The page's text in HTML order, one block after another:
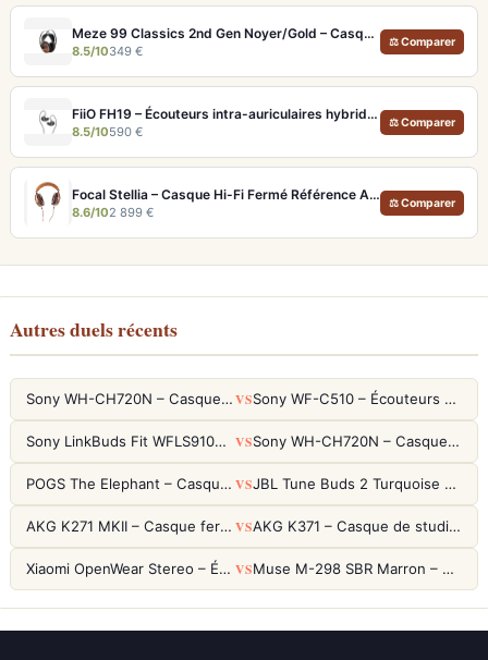
Meze 99 Classics 2nd Gen Noyer/Gold – Casque Hi-Fi bois artisanal et son balancé
8.5/10349 €
⚖ Comparer
FiiO FH19 – Écouteurs intra-auriculaires hybrides 8 drivers avec filtres interchangeables
8.5/10590 €
⚖ Comparer
Focal Stellia – Casque Hi-Fi Fermé Référence Audiophile Portable
8.6/102 899 €
⚖ Comparer
Autres duels récents
Sony WH-CH720N – Casque ANC 35h, Ultra-léger (192g) avec Processeur V1 VS Sony WF-C510 – Écouteurs True Wireless compacts, autonomie 22h et multipoint
Sony LinkBuds Fit WFLS910NW Blanc – Écouteurs Sport Ailes ANC VS Sony WH-CH720N – Casque ANC 35h, Ultra-léger (192g) avec Processeur V1
POGS The Elephant – Casque Filaire Enfants 85dB POGS-Safe™ (Éco-Responsable) VS JBL Tune Buds 2 Turquoise – Écouteurs True Wireless avec ANC et autonomie 48h
AKG K271 MKII – Casque fermé studio fiable pour une écoute neutre VS AKG K371 – Casque de studio fermé 50mm titane, réponse 5Hz-50kHz
Xiaomi OpenWear Stereo – Écouteurs Open-Ear Hi-Res avec réduction de fuite sonore VS Muse M-298 SBR Marron – Casque Bluetooth ANC avec 66h d'autonomie